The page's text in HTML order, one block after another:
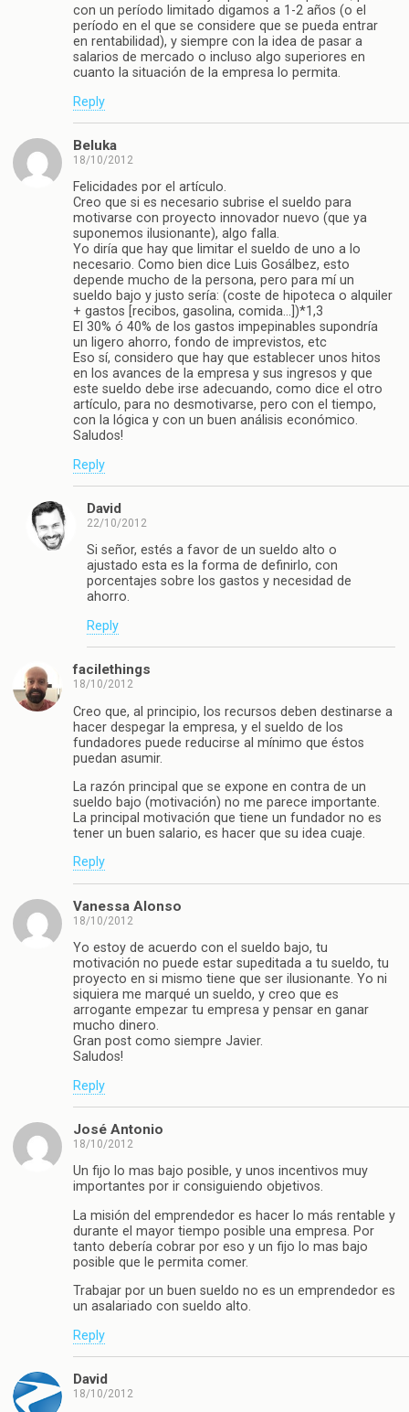
con un período limitado digamos a 1-2 años (o el
período en el que se considere que se pueda entrar
en rentabilidad), y siempre con la idea de pasar a
salarios de mercado o incluso algo superiores en
cuanto la situación de la empresa lo permita.
Reply
Beluka
18/10/2012
Felicidades por el artículo.
Creo que si es necesario subrise el sueldo para
motivarse con proyecto innovador nuevo (que ya
suponemos ilusionante), algo falla.
Yo diría que hay que limitar el sueldo de uno a lo
necesario. Como bien dice Luis Gosálbez, esto
depende mucho de la persona, pero para mí un
sueldo bajo y justo sería: (coste de hipoteca o alquiler
+ gastos [recibos, gasolina, comida…])*1,3
El 30% ó 40% de los gastos impepinables supondría
un ligero ahorro, fondo de imprevistos, etc
Eso sí, considero que hay que establecer unos hitos
en los avances de la empresa y sus ingresos y que
este sueldo debe irse adecuando, como dice el otro
artículo, para no desmotivarse, pero con el tiempo,
con la lógica y con un buen análisis económico.
Saludos!
Reply
David
22/10/2012
Si señor, estés a favor de un sueldo alto o
ajustado esta es la forma de definirlo, con
porcentajes sobre los gastos y necesidad de
ahorro.
Reply
facilethings
18/10/2012
Creo que, al principio, los recursos deben destinarse a
hacer despegar la empresa, y el sueldo de los
fundadores puede reducirse al mínimo que éstos
puedan asumir.
La razón principal que se expone en contra de un
sueldo bajo (motivación) no me parece importante.
La principal motivación que tiene un fundador no es
tener un buen salario, es hacer que su idea cuaje.
Reply
Vanessa Alonso
18/10/2012
Yo estoy de acuerdo con el sueldo bajo, tu
motivación no puede estar supeditada a tu sueldo, tu
proyecto en si mismo tiene que ser ilusionante. Yo ni
siquiera me marqué un sueldo, y creo que es
arrogante empezar tu empresa y pensar en ganar
mucho dinero.
Gran post como siempre Javier.
Saludos!
Reply
José Antonio
18/10/2012
Un fijo lo mas bajo posible, y unos incentivos muy
importantes por ir consiguiendo objetivos.
La misión del emprendedor es hacer lo más rentable y
durante el mayor tiempo posible una empresa. Por
tanto debería cobrar por eso y un fijo lo mas bajo
posible que le permita comer.
Trabajar por un buen sueldo no es un emprendedor es
un asalariado con sueldo alto.
Reply
David
18/10/2012